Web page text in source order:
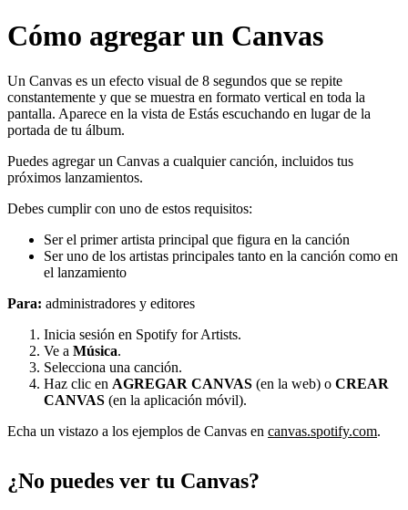
Cómo agregar un Canvas
Un Canvas es un efecto visual de 8 segundos que se repite
constantemente y que se muestra en formato vertical en toda la
pantalla. Aparece en la vista de Estás escuchando en lugar de la
portada de tu álbum.
Puedes agregar un Canvas a cualquier canción, incluidos tus
próximos lanzamientos.
Debes cumplir con uno de estos requisitos:
Ser el primer artista principal que figura en la canción
Ser uno de los artistas principales tanto en la canción como en
el lanzamiento
Para: administradores y editores
Inicia sesión en Spotify for Artists.
Ve a Música.
Selecciona una canción.
Haz clic en AGREGAR CANVAS (en la web) o CREAR
CANVAS (en la aplicación móvil).
Echa un vistazo a los ejemplos de Canvas en canvas.spotify.com.
¿No puedes ver tu Canvas?